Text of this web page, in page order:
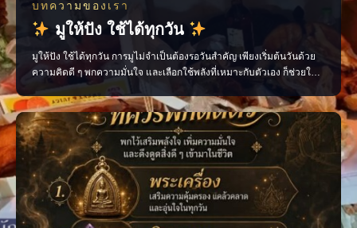
บทความของเรา
มูให้ปัง ใช้ได้ทุกวัน
มูให้ปัง ใช้ได้ทุกวัน การมูไม่จำเป็นต้องรอวันสำคัญ เพียงเริ่มต้นวันด้วย
ความคิดดี ๆ พกความมั่นใจ และเลือกใช้พลังที่เหมาะกับตัวเอง ก็ช่วยให้
ชีวิตประจำวันไหลลื่นขึ้นได้ ไม่ว่าจะเป็นเรื่องงาน การเงิน ความรัก หรือ
โอกาสใหม่ ๆ ทุกอย่างเริ่มต้นได้จาก “พลังใจ” ของเราเอง ติดตามเรื่องราว
สายมูแบบเข้าใจง่าย พร้อ